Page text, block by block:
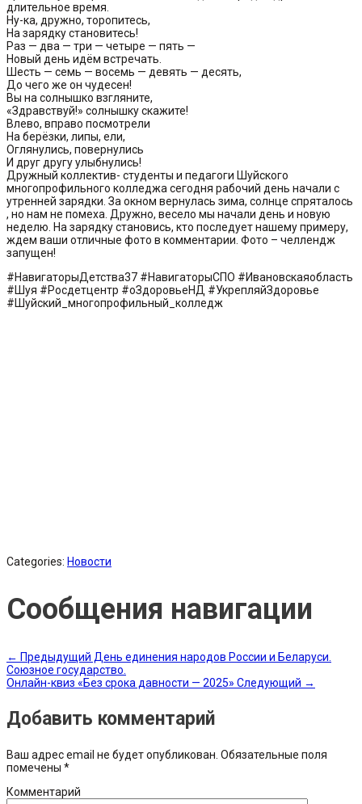
длительное время.
Ну-ка, дружно, торопитесь,
На зарядку становитесь!
Раз — два — три — четыре — пять —
Новый день идём встречать.
Шесть — семь — восемь — девять — десять,
До чего же он чудесен!
Вы на солнышко взгляните,
«Здравствуй!» солнышку скажите!
Влево, вправо посмотрели
На берёзки, липы, ели,
Оглянулись, повернулись
И друг другу улыбнулись!
Дружный коллектив- студенты и педагоги Шуйского
многопрофильного колледжа сегодня рабочий день начали с
утренней зарядки. За окном вернулась зима, солнце спряталось
, но нам не помеха. Дружно, весело мы начали день и новую
неделю. На зарядку становись, кто последует нашему примеру,
ждем ваши отличные фото в комментарии. Фото – челлендж
запущен!
#НавигаторыДетства37 #НавигаторыСПО #Ивановскаяобласть
#Шуя #Росдетцентр #оЗдоровьеНД #УкрепляйЗдоровье
#Шуйский_многопрофильный_колледж
Categories: Новости
Сообщения навигации
← Предыдущий День единения народов России и Беларуси.
Союзное государство.
Онлайн-квиз «Без срока давности — 2025» Следующий →
Добавить комментарий
Ваш адрес email не будет опубликован. Обязательные поля
помечены *
Комментарий